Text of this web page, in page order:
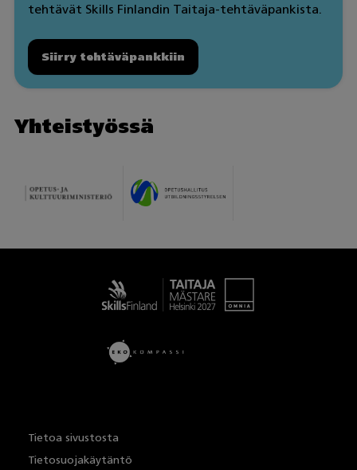
tehtävät Skills Finlandin Taitaja-tehtäväpankista.
Siirry tehtäväpankkiin
Yhteistyössä
Tietoa sivustosta
Tietosuojakäytäntö